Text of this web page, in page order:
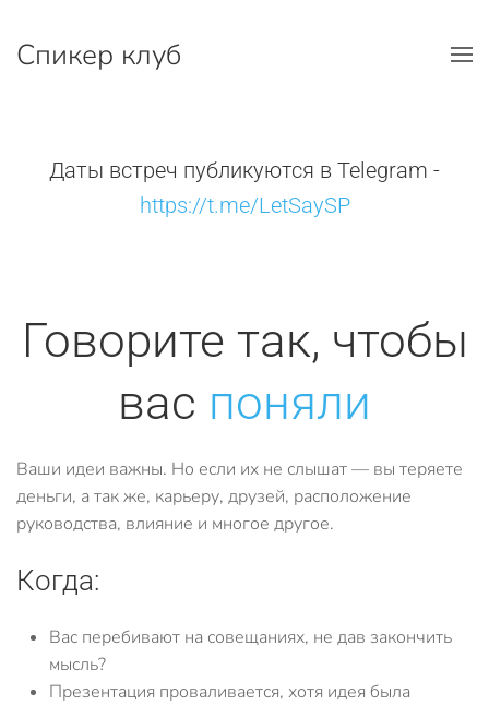
Перейти к содержимому
Спикер клуб
Даты встреч публикуются в Telegram -
https://t.me/LetSaySP
Говорите так, чтобы
вас поняли
Ваши идеи важны. Но если их не слышат — вы теряете
деньги, а так же, карьеру, друзей, расположение
руководства, влияние и многое другое.
Когда:
Вас перебивают на совещаниях, не дав закончить
мысль?
Презентация проваливается, хотя идея была